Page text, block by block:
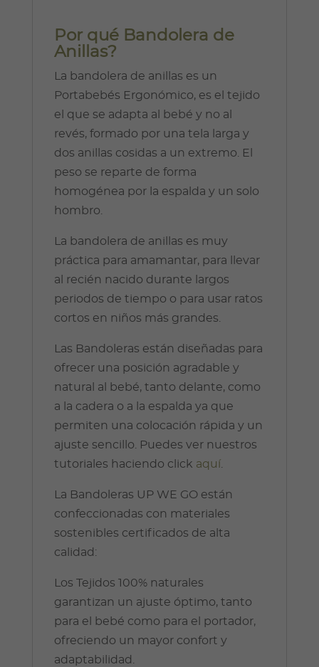
Por qué Bandolera de
Anillas?
La bandolera de anillas es un
Portabebés Ergonómico, es el tejido
el que se adapta al bebé y no al
revés, formado por una tela larga y
dos anillas cosidas a un extremo. El
peso se reparte de forma
homogénea por la espalda y un solo
hombro.
La bandolera de anillas es muy
práctica para amamantar, para llevar
al recién nacido durante largos
periodos de tiempo o para usar ratos
cortos en niños más grandes.
Las Bandoleras están diseñadas para
ofrecer una posición agradable y
natural al bebé, tanto delante, como
a la cadera o a la espalda ya que
permiten una colocación rápida y un
ajuste sencillo. Puedes ver nuestros
tutoriales haciendo click aquí
La Bandoleras UP WE GO están
confeccionadas con materiales
sostenibles certificados de alta
calidad:
Los Tejidos 100% naturales
garantizan un ajuste óptimo, tanto
para el bebé como para el portador,
ofreciendo un mayor confort y
adaptabilidad.